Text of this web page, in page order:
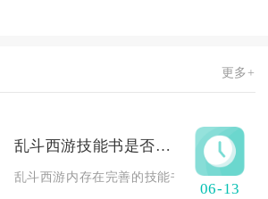
更多+
乱斗西游技能书是否有兑换系统
乱斗西游内存在完善的技能书兑换系统，
06-13